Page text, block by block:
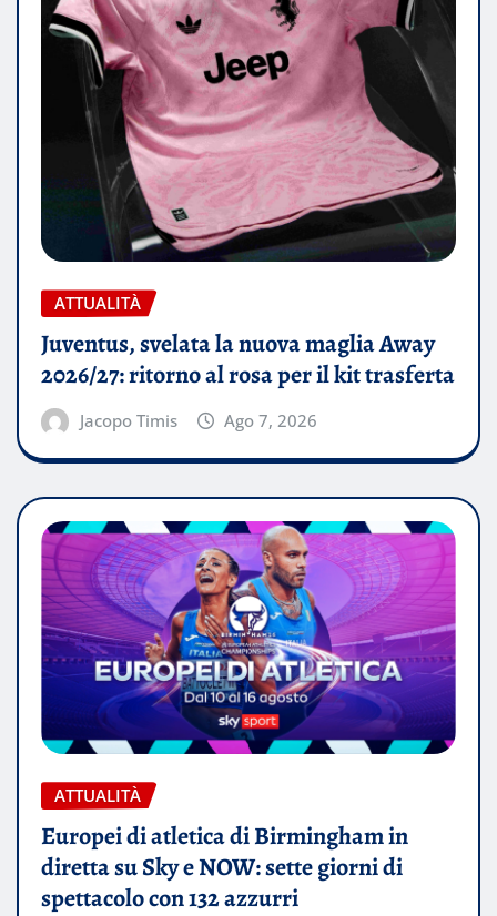
ATTUALITÀ
Juventus, svelata la nuova maglia Away
2026/27: ritorno al rosa per il kit trasferta
Jacopo Timis Ago 7, 2026
ATTUALITÀ
Europei di atletica di Birmingham in
diretta su Sky e NOW: sette giorni di
spettacolo con 132 azzurri